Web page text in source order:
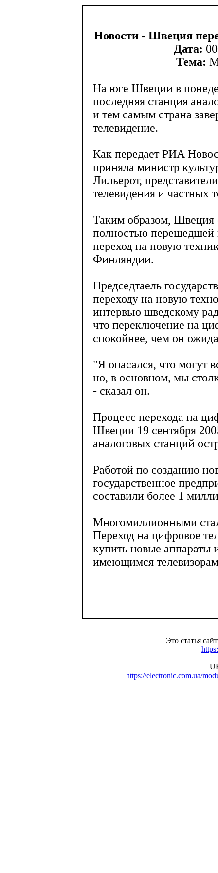
Новости - Швеция
Дата:
Тема:
На юге Швеции в
последняя станция
и тем самым страна
телевидение.
Как передает РИА
приняла министр
Лильерот,
телевидения и частных
Таким образом, Швеция
полностью перешедшей
переход на новую
Финляндии.
Председтаель
переходу на новую
интервью шведскому
что переключение на
спокойнее, чем он
"Я опасался, что могут
но, в основном, мы
- сказал он.
Процесс перехода на
Швеции 19 сентября
аналоговых станций
Работой по созданию
государственное
составили более 1
Многомиллионными
Переход на цифровое
купить новые аппараты
имеющимся
Это статья
https://electronic.com.ua/